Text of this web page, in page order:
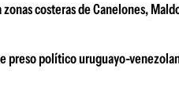
costeras de Canelones,
preso político uruguayo-